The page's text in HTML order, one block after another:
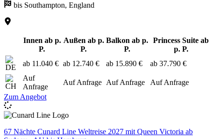
bis Southampton, England
Innen ab p.
P.
Außen ab p.
P.
Balkon ab p.
P.
Princess Suite ab
p. P.
ab 11.040 € ab 12.740 € ab 15.890 €
ab 37.790 €
Auf
Anfrage
Auf Anfrage Auf Anfrage
Auf Anfrage
Zum Angebot
67 Nächte Cunard Line Weltreise 2027 mit Queen Victoria ab